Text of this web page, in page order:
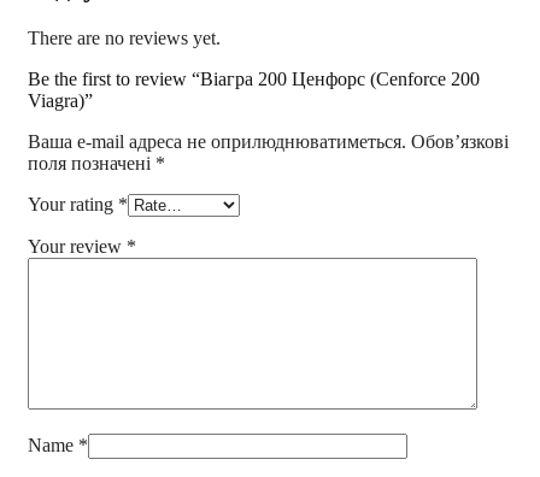
There are no reviews yet.
Be the first to review “Віагра 200 Ценфорс (Cenforce 200
Viagra)”
Ваша e-mail адреса не оприлюднюватиметься. Обов’язкові
поля позначені *
Your rating *
Your review *
Name *